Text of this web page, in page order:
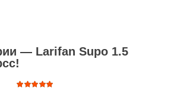
— Larifan Supo 1.5